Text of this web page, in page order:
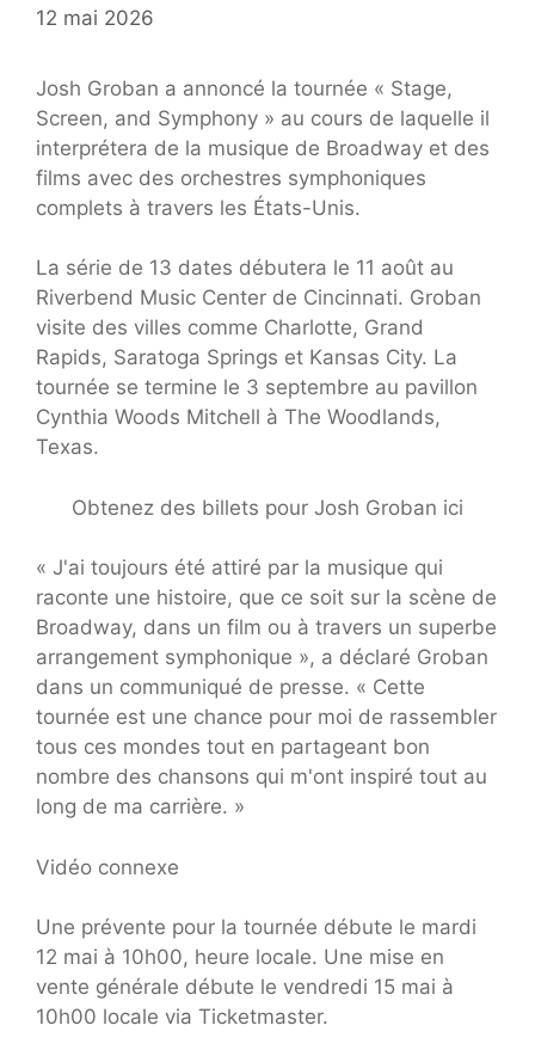
12 mai 2026
Josh Groban a annoncé la tournée « Stage,
Screen, and Symphony » au cours de laquelle il
interprétera de la musique de Broadway et des
films avec des orchestres symphoniques
complets à travers les États-Unis.
La série de 13 dates débutera le 11 août au
Riverbend Music Center de Cincinnati. Groban
visite des villes comme Charlotte, Grand
Rapids, Saratoga Springs et Kansas City. La
tournée se termine le 3 septembre au pavillon
Cynthia Woods Mitchell à The Woodlands,
Texas.
Obtenez des billets pour Josh Groban ici
« J'ai toujours été attiré par la musique qui
raconte une histoire, que ce soit sur la scène de
Broadway, dans un film ou à travers un superbe
arrangement symphonique », a déclaré Groban
dans un communiqué de presse. « Cette
tournée est une chance pour moi de rassembler
tous ces mondes tout en partageant bon
nombre des chansons qui m'ont inspiré tout au
long de ma carrière. »
Vidéo connexe
Une prévente pour la tournée débute le mardi
12 mai à 10h00, heure locale. Une mise en
vente générale débute le vendredi 15 mai à
10h00 locale via Ticketmaster.